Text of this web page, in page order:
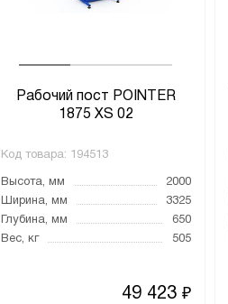
Рабочий пост POINTER
1875 XS 02
Код товара: 194513
Высота, мм
2000
Ширина, мм
3325
Глубина, мм
650
Вес, кг
505
49 423 ₽